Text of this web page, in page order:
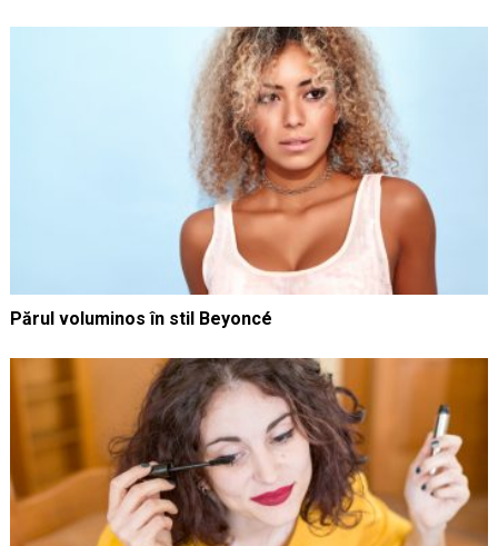
Părul voluminos în stil Beyoncé